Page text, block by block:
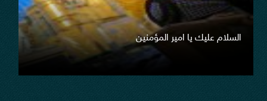
السلام عليك يا امير المؤمنين